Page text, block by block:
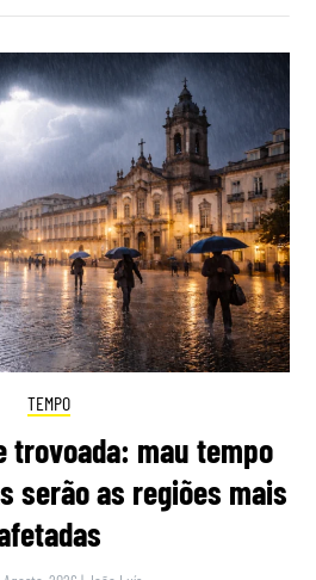
TEMPO
trovoada: mau tempo
serão as regiões mais